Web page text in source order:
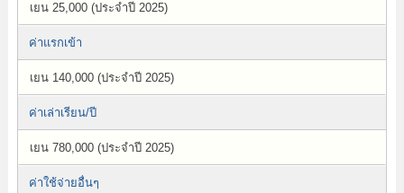
เยน 25,000 (ประจำปี 2025)
ค่าแรกเข้า
เยน 140,000 (ประจำปี 2025)
ค่าเล่าเรียน/ปี
เยน 780,000 (ประจำปี 2025)
ค่าใช้จ่ายอื่นๆ